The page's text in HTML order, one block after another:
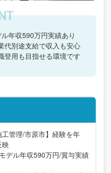
年収590万円実績あり
別途支給で収入も安心
用も目指せる環境です
工管理/市原市】経験を年
映
デル年収590万円/賞与実績